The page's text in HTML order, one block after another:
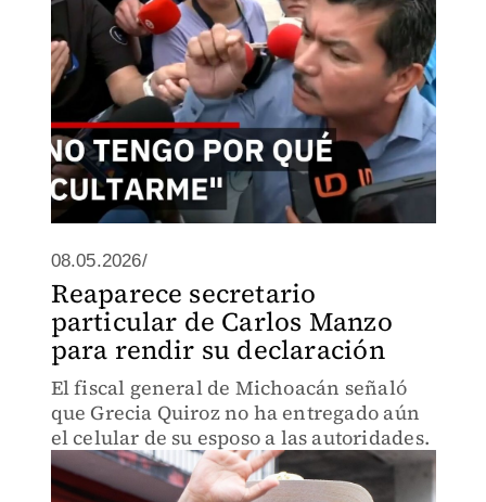
legal.
08.05.2026/
Reaparece secretario
particular de Carlos Manzo
para rendir su declaración
El fiscal general de Michoacán señaló
que Grecia Quiroz no ha entregado aún
el celular de su esposo a las autoridades.